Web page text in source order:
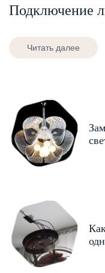
Подключение
Читать далее